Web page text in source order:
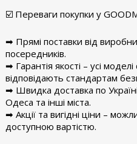
☑️ Переваги покупки у
➡ Прямі поставки від
посередників.
➡ Гарантія якості – усі
відповідають стандартам
➡ Швидка доставка по
Одеса та інші міста.
➡ Акції та вигідні ціни –
доступною вартістю.